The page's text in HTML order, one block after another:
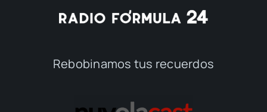
Rebobinamos tus recuerdos